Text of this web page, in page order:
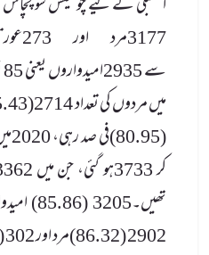
2902 (86.32)مرد اور 302 (81.62)عورتیں تھیں۔